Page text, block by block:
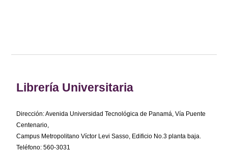
Librería Universitaria
Dirección: Avenida Universidad Tecnológica de Panamá, Vía Puente
Centenario,
Campus Metropolitano Víctor Levi Sasso, Edificio No.3 planta baja.
Teléfono: 560-3031